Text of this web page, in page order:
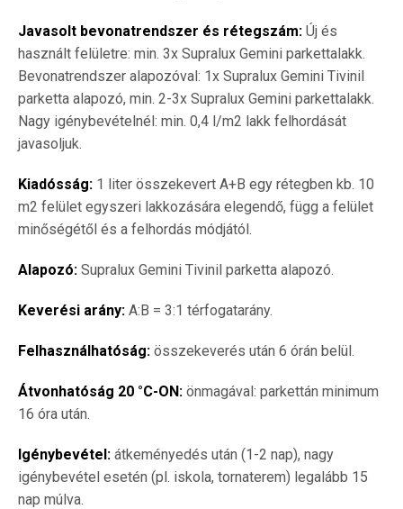
Javasolt bevonatrendszer és rétegszám: Új és
használt felületre: min. 3x Supralux Gemini parkettalakk.
Bevonatrendszer alapozóval: 1x Supralux Gemini Tivinil
parketta alapozó, min. 2-3x Supralux Gemini parkettalakk.
Nagy igénybevételnél: min. 0,4 l/m2 lakk felhordását
javasoljuk.
Kiadósság: 1 liter összekevert A+B egy rétegben kb. 10
m2 felület egyszeri lakkozására elegendő, függ a felület
minőségétől és a felhordás módjától.
Alapozó: Supralux Gemini Tivinil parketta alapozó.
Keverési arány: A:B = 3:1 térfogatarány.
Felhasználhatóság: összekeverés után 6 órán belül.
Átvonhatóság 20 °C-ON: önmagával: parkettán minimum
16 óra után.
Igénybevétel: átkeményedés után (1-2 nap), nagy
igénybevétel esetén (pl. iskola, tornaterem) legalább 15
nap múlva.